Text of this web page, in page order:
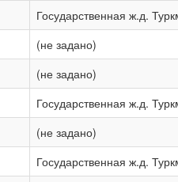
Государственная ж.д.
(не задано)
(не задано)
Государственная ж.д.
(не задано)
Государственная ж.д.